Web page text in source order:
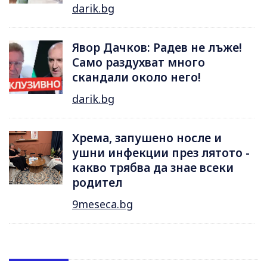
darik.bg
Явор Дачков: Радев не лъже!
Само раздухват много
скандали около него!
darik.bg
Хрема, запушено носле и
ушни инфекции през лятотo -
какво трябва да знае всеки
родител
9meseca.bg